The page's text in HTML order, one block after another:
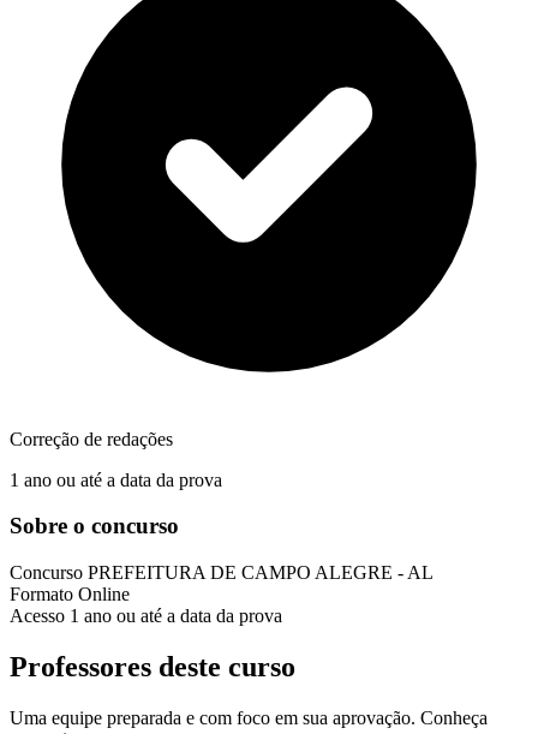
Correção de redações
1 ano ou até a data da prova
Sobre o concurso
Concurso PREFEITURA DE CAMPO ALEGRE - AL
Formato Online
Acesso 1 ano ou até a data da prova
Professores deste curso
Uma equipe preparada e com foco em sua aprovação. Conheça